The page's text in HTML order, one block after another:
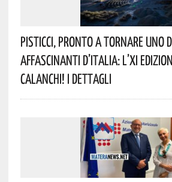
Pisticci, Pronto A Tornare Uno
Affascinanti D’Italia: L’XI
Calanchi! I Dettagli